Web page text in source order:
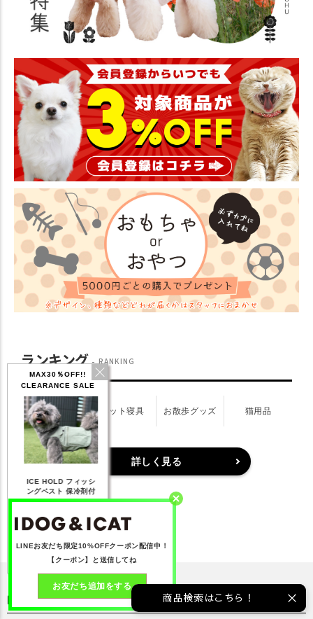
MAX30％OFF!!
CLEARANCE SALE
ッククーラー 保冷剤
付
円(税込み)
詳しく見る
UVカット
詳しく見る
ランキング RANKING
ドッグウェア ペット寝具 お散歩グッズ 猫用品
詳しく見る
local_shipping 送料・配送について
LINEお友だち限定10%OFFクーポン配信中！
【クーポン】と送信してね
お友だち追加をする
商品検索はこちら！